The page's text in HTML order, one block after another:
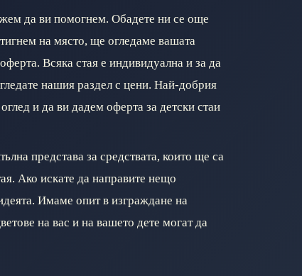
да ви помогнем. Обадете ни се още
на място, ще огледаме вашата
Всяка стая е индивидуална и за да
нашия раздел с цени. Най-добрия
и да ви дадем оферта за детски стаи
представа за средствата, които ще са
Ако искате да направите нещо
Имаме опит в изграждане на
на вас и на вашето дете могат да